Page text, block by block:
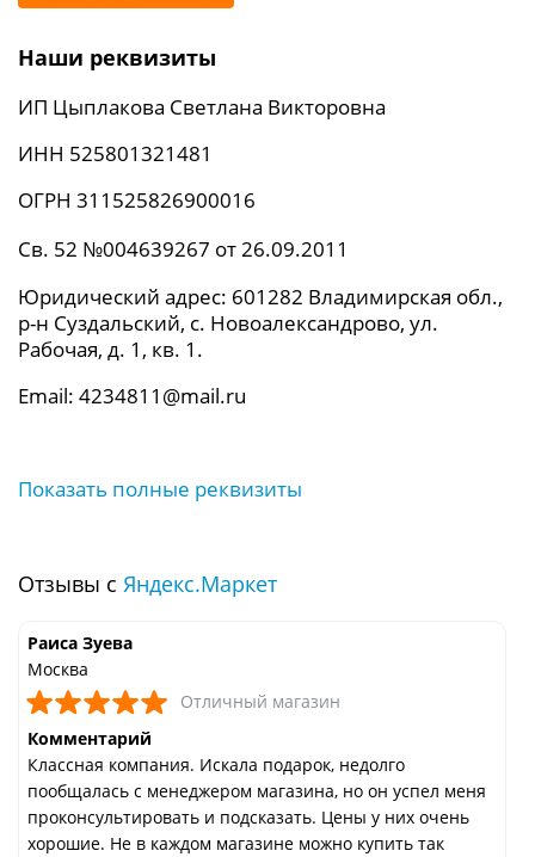
Наши реквизиты
ИП Цыплакова Светлана Викторовна
ИНН 525801321481
ОГРН 311525826900016
Св. 52 №004639267 от 26.09.2011
Юридический адрес: 601282 Владимирская обл.,
р-н Суздальский, с. Новоалександрово, ул.
Рабочая, д. 1, кв. 1.
Email: 4234811@mail.ru
Показать полные реквизиты
Отзывы с Яндекс.Маркет
Раиса Зуева
Москва
Отличный магазин
Комментарий
Классная компания. Искала подарок, недолго
пообщалась с менеджером магазина, но он успел меня
проконсультировать и подсказать. Цены у них очень
хорошие. Не в каждом магазине можно купить так